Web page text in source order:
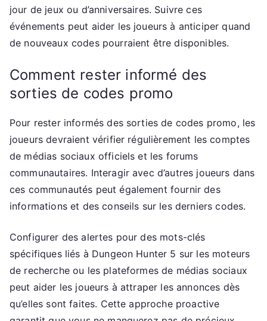
jour de jeux ou d’anniversaires. Suivre ces
événements peut aider les joueurs à anticiper quand
de nouveaux codes pourraient être disponibles.
Comment rester informé des
sorties de codes promo
Pour rester informés des sorties de codes promo, les
joueurs devraient vérifier régulièrement les comptes
de médias sociaux officiels et les forums
communautaires. Interagir avec d’autres joueurs dans
ces communautés peut également fournir des
informations et des conseils sur les derniers codes.
Configurer des alertes pour des mots-clés
spécifiques liés à Dungeon Hunter 5 sur les moteurs
de recherche ou les plateformes de médias sociaux
peut aider les joueurs à attraper les annonces dès
qu’elles sont faites. Cette approche proactive